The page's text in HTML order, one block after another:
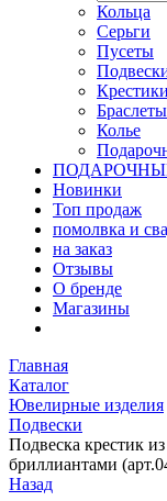
Кольца
Серьги
Пусеты
Крестики
Браслеты
Колье
Новинки
Топ продаж
помолвка и
на заказ
Отзывы
О бренде
Магазины
Главная
Каталог
Ювелирные изделия
Подвески
Подвеска крестик
бриллиантами
Назад